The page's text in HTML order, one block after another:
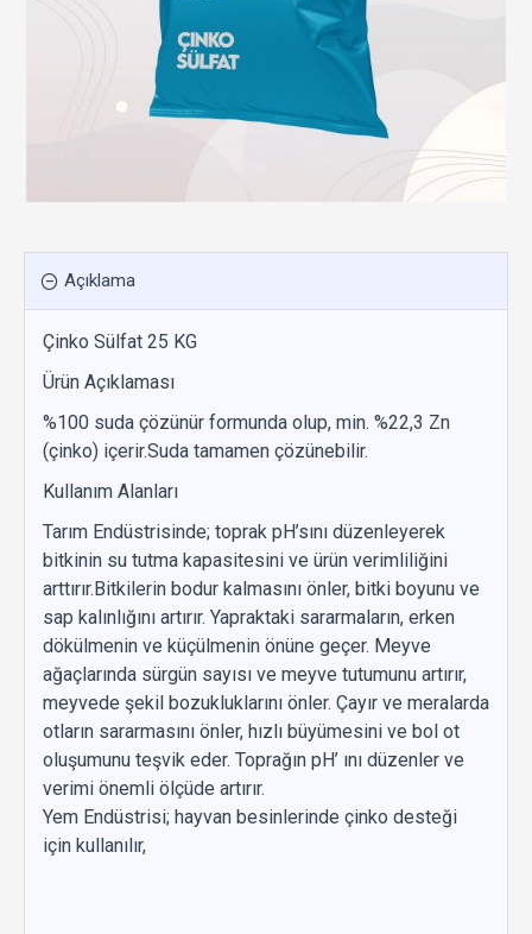
Açıklama
Çinko Sülfat 25 KG
Ürün Açıklaması
%100 suda çözünür formunda olup, min. %22,3 Zn
(çinko) içerir.Suda tamamen çözünebilir.
Kullanım Alanları
Tarım Endüstrisinde; toprak pH’sını düzenleyerek
bitkinin su tutma kapasitesini ve ürün verimliliğini
arttırır.Bitkilerin bodur kalmasını önler, bitki boyunu ve
sap kalınlığını artırır. Yapraktaki sararmaların, erken
dökülmenin ve küçülmenin önüne geçer. Meyve
ağaçlarında sürgün sayısı ve meyve tutumunu artırır,
meyvede şekil bozukluklarını önler. Çayır ve meralarda
otların sararmasını önler, hızlı büyümesini ve bol ot
oluşumunu teşvik eder. Toprağın pH’ ını düzenler ve
verimi önemli ölçüde artırır.
Yem Endüstrisi; hayvan besinlerinde çinko desteği
için kullanılır,